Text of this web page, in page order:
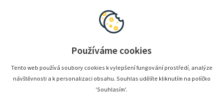
Používáme cookies
Tento web používá soubory cookies k vylepšení fungování prostředí, analýze
návštěvnosti a k personalizaci obsahu. Souhlas udělíte kliknutím na políčko
'Souhlasím'.